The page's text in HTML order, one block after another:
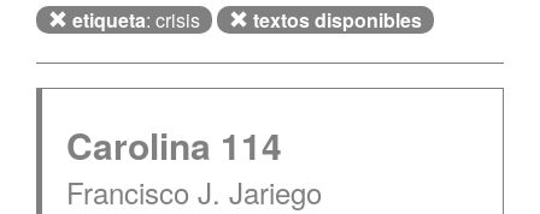
etiqueta: crisis textos disponibles
Carolina 114
Francisco J. Jariego